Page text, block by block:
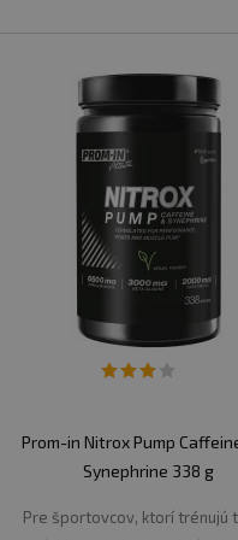
výkonnosť. Vzorec
Je ideálny
atď.
cenný
vďaka 3 g L-
ktorí chcú zažiť
Prom-in Nitrox Pump
Synephrine 338 g
Pre športovcov, ktorí trénujú